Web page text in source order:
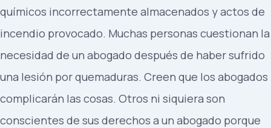
químicos incorrectamente almacenados y actos de
incendio provocado. Muchas personas cuestionan la
necesidad de un abogado después de haber sufrido
una lesión por quemaduras. Creen que los abogados
complicarán las cosas. Otros ni siquiera son
conscientes de sus derechos a un abogado porque